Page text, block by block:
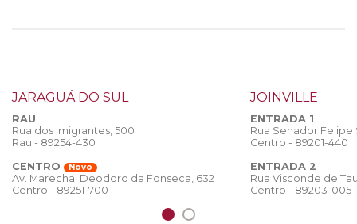
JARAGUÁ DO SUL
RAU
Rua dos Imigrantes, 500
Rau - 89254-430
CENTRO
Novo
Av. Marechal Deodoro da Fonseca, 632
Centro - 89251-700
JOINVILLE
ENTRADA 1
Rua Senador
Centro - 89201-440
ENTRADA 2
Rua Visconde de
Centro - 89203-005